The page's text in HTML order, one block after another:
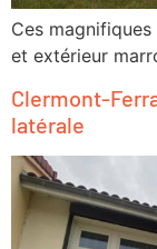
Ces
et extérieur
Clermont-
latérale